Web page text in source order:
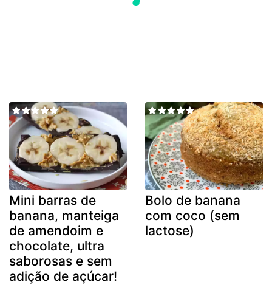
Mini barras de
banana, manteiga
de amendoim e
chocolate, ultra
saborosas e sem
adição de açúcar!
Bolo de banana
com coco (sem
lactose)